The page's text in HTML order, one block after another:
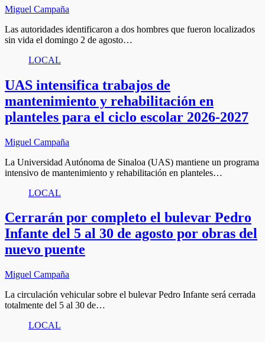
Miguel Campaña
Las autoridades identificaron a dos hombres que fueron localizados
sin vida el domingo 2 de agosto…
LOCAL
UAS intensifica trabajos de
mantenimiento y rehabilitación en
planteles para el ciclo escolar 2026-2027
Miguel Campaña
La Universidad Autónoma de Sinaloa (UAS) mantiene un programa
intensivo de mantenimiento y rehabilitación en planteles…
LOCAL
Cerrarán por completo el bulevar Pedro
Infante del 5 al 30 de agosto por obras del
nuevo puente
Miguel Campaña
La circulación vehicular sobre el bulevar Pedro Infante será cerrada
totalmente del 5 al 30 de…
LOCAL